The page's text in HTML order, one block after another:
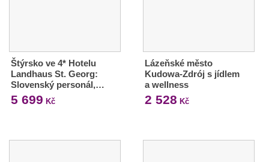
Štýrsko ve 4* Hotelu
Landhaus St. Georg:
Slovenský personál,…
5 699 Kč
Lázeňské město
Kudowa-Zdrój s jídlem
a wellness
2 528 Kč